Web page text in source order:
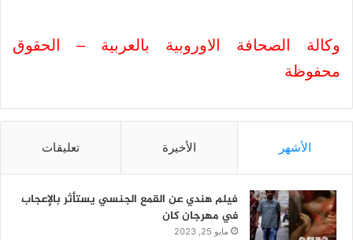
وكالة الصحافة الاوروبية بالعربية – الحقوق
محفوظة
الأشهر الأخيرة تعليقات
فيلم هندي عن القمع الجنسي يستأثر بالإعجاب
في مهرجان كان
مايو 25, 2023